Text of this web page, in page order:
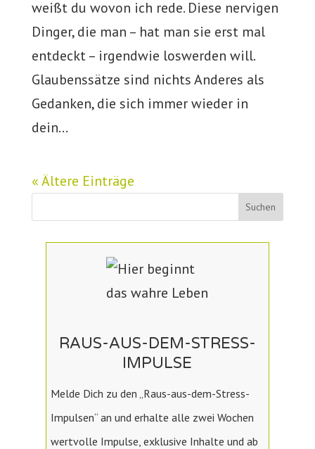
weißt du wovon ich rede. Diese nervigen
Dinger, die man – hat man sie erst mal
entdeckt – irgendwie loswerden will.
Glaubenssätze sind nichts Anderes als
Gedanken, die sich immer wieder in
dein...
« Ältere Einträge
RAUS-AUS-DEM-STRESS-
IMPULSE
Melde Dich zu den „Raus-aus-dem-Stress-
Impulsen“ an und erhalte alle zwei Wochen
wertvolle Impulse, exklusive Inhalte und ab